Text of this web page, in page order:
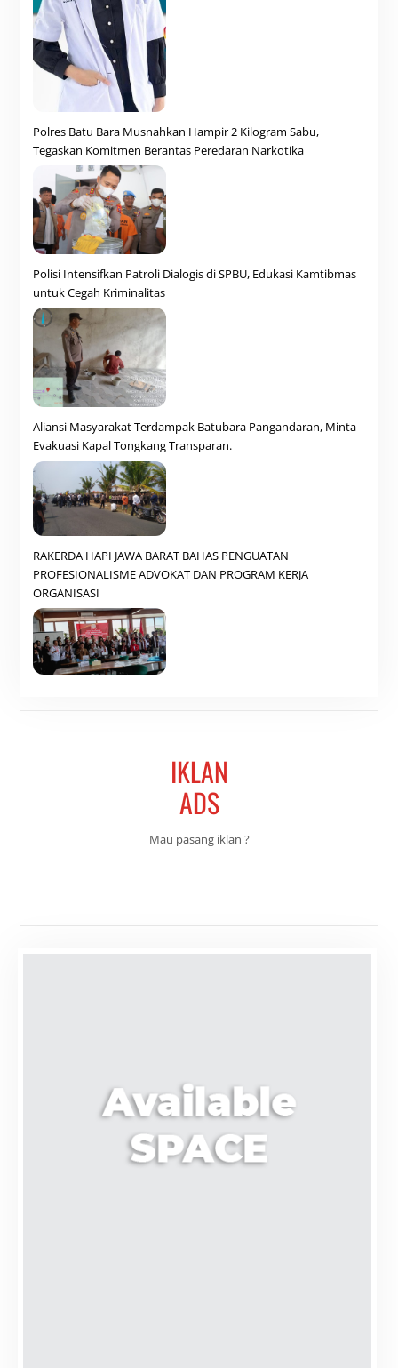
Polres Batu Bara Musnahkan Hampir 2 Kilogram Sabu,
Tegaskan Komitmen Berantas Peredaran Narkotika
Polisi Intensifkan Patroli Dialogis di SPBU, Edukasi Kamtibmas
untuk Cegah Kriminalitas
Aliansi Masyarakat Terdampak Batubara Pangandaran, Minta
Evakuasi Kapal Tongkang Transparan.
RAKERDA HAPI JAWA BARAT BAHAS PENGUATAN
PROFESIONALISME ADVOKAT DAN PROGRAM KERJA
ORGANISASI
IKLAN
ADS
Mau pasang iklan ?